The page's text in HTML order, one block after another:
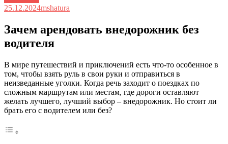
25.12.2024mshatura
Зачем арендовать внедорожник без
водителя
В мире путешествий и приключений есть что-то особенное в
том, чтобы взять руль в свои руки и отправиться в
неизведанные уголки. Когда речь заходит о поездках по
сложным маршрутам или местам, где дороги оставляют
желать лучшего, лучший выбор – внедорожник. Но стоит ли
брать его с водителем или без?